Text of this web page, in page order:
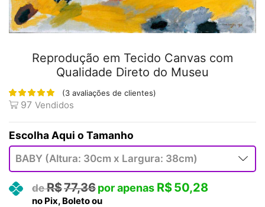
Reprodução em Tecido Canvas com
Qualidade Direto do Museu
(3 avaliações de clientes)
97 Vendidos
Tamanho
R$77,36 R$50,28
no Pix, Boleto ou